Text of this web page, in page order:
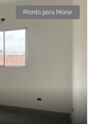
Pronto para Morar